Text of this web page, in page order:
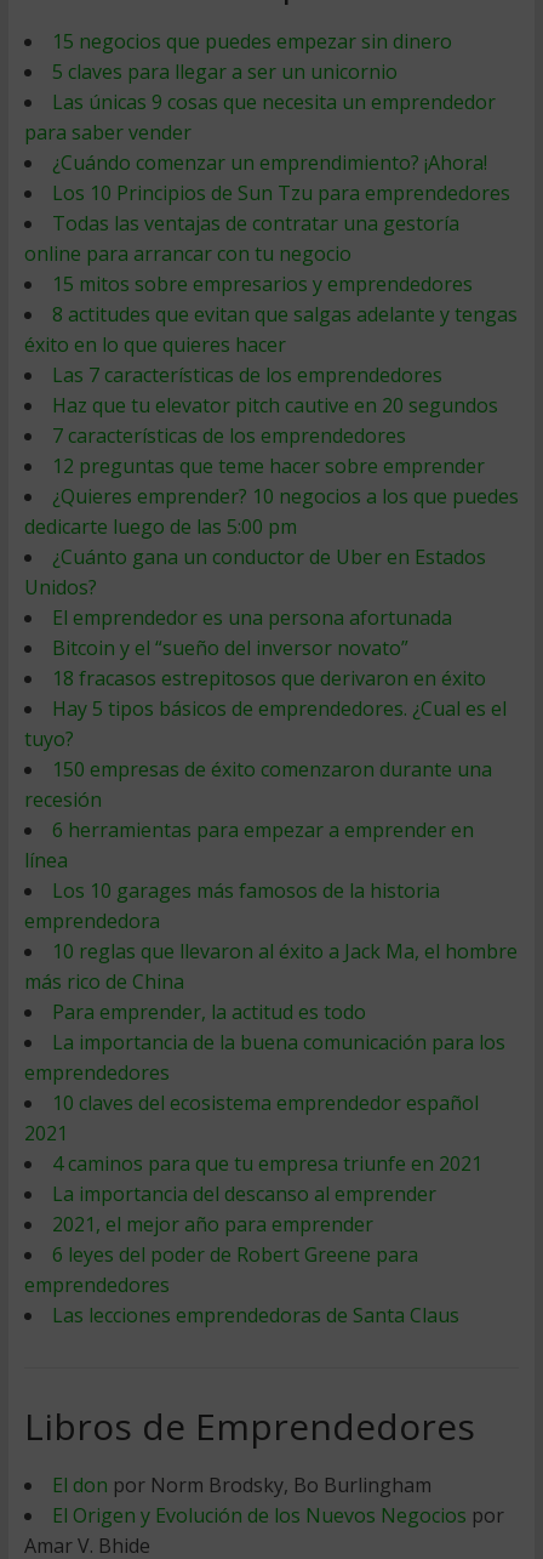
15 negocios que puedes empezar sin dinero
5 claves para llegar a ser un unicornio
Las únicas 9 cosas que necesita un emprendedor
para saber vender
¿Cuándo comenzar un emprendimiento? ¡Ahora!
Los 10 Principios de Sun Tzu para emprendedores
Todas las ventajas de contratar una gestoría
online para arrancar con tu negocio
15 mitos sobre empresarios y emprendedores
8 actitudes que evitan que salgas adelante y tengas
éxito en lo que quieres hacer
Las 7 características de los emprendedores
Haz que tu elevator pitch cautive en 20 segundos
7 características de los emprendedores
12 preguntas que teme hacer sobre emprender
¿Quieres emprender? 10 negocios a los que puedes
dedicarte luego de las 5:00 pm
¿Cuánto gana un conductor de Uber en Estados
Unidos?
El emprendedor es una persona afortunada
Bitcoin y el “sueño del inversor novato”
18 fracasos estrepitosos que derivaron en éxito
Hay 5 tipos básicos de emprendedores. ¿Cual es el
tuyo?
150 empresas de éxito comenzaron durante una
recesión
6 herramientas para empezar a emprender en
línea
Los 10 garages más famosos de la historia
emprendedora
10 reglas que llevaron al éxito a Jack Ma, el hombre
más rico de China
Para emprender, la actitud es todo
La importancia de la buena comunicación para los
emprendedores
10 claves del ecosistema emprendedor español
2021
4 caminos para que tu empresa triunfe en 2021
La importancia del descanso al emprender
2021, el mejor año para emprender
6 leyes del poder de Robert Greene para
emprendedores
Las lecciones emprendedoras de Santa Claus
Libros de Emprendedores
El don por Norm Brodsky, Bo Burlingham
El Origen y Evolución de los Nuevos Negocios por
Amar V. Bhide